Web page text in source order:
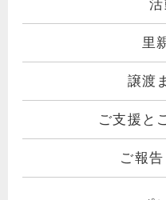
里
譲渡
ご支援と
ご報